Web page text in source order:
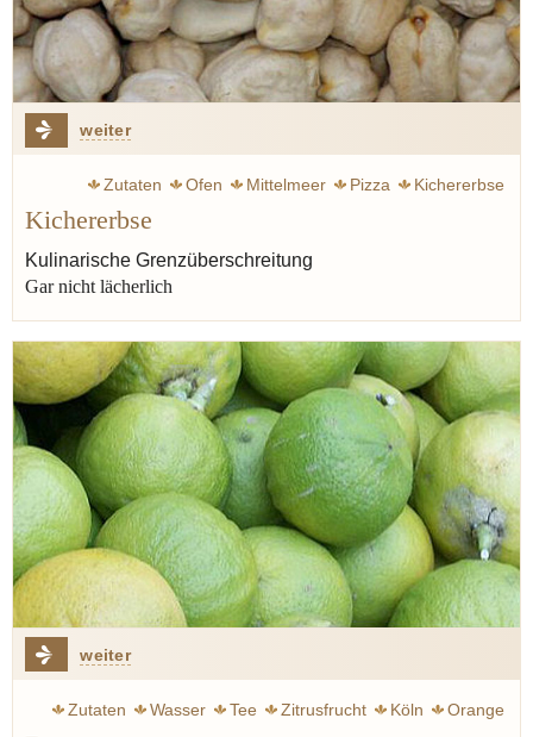
weiter
Zutaten Ofen Mittelmeer Pizza
Kichererbse
Orient
Eintopf
Kichererbse
Kulinarische Grenzüberschreitung
Gar nicht lächerlich
weiter
Zutaten Wasser Tee Zitrusfrucht Köln
Orange